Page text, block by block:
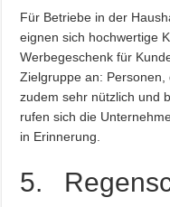
Für Betriebe in der
eignen sich hochwertige
Werbegeschenk für
Zielgruppe an:
zudem sehr nützlich und
rufen sich die
in Erinnerung.
5.